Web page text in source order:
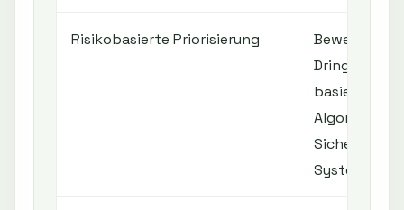
Risikobasierte Priorisierung
Bewertung
Dringlichkeit
basierend
Algorithmus-
Sicherheit